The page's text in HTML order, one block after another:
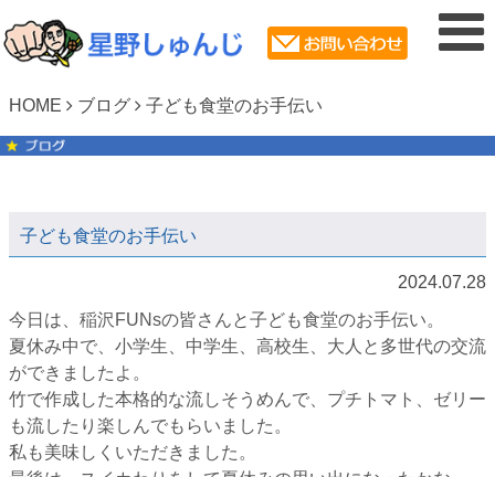
HOME ブログ 子ども食堂のお手伝い
子ども食堂のお手伝い
2024.07.28
今日は、稲沢FUNsの皆さんと子ども食堂のお手伝い。
夏休み中で、小学生、中学生、高校生、大人と多世代の交流
ができましたよ。
竹で作成した本格的な流しそうめんで、プチトマト、ゼリー
も流したり楽しんでもらいました。
私も美味しくいただきました。